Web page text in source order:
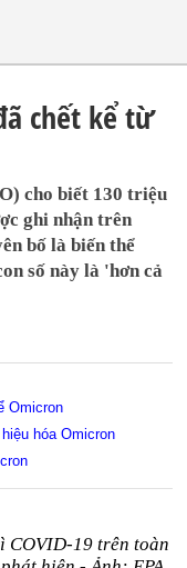
chết kể từ
cho biết 130 triệu
ghi nhận trên
bố là biến thể
số này là 'hơn cả
Omicron
hóa Omicron
COVID-19 trên toàn